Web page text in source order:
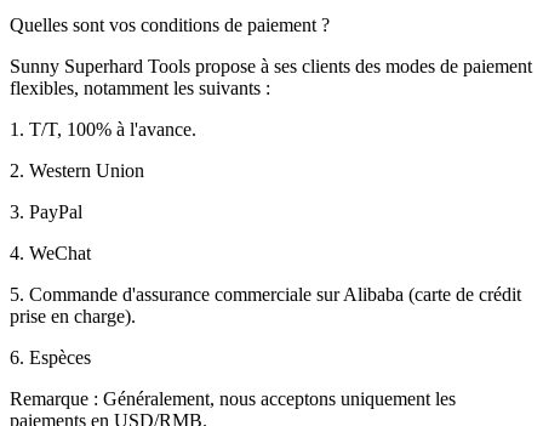
Quelles sont vos conditions de paiement ?
Sunny Superhard Tools propose à ses clients des modes de paiement
flexibles, notamment les suivants :
1. T/T, 100% à l'avance.
2. Western Union
3. PayPal
4. WeChat
5. Commande d'assurance commerciale sur Alibaba (carte de crédit
prise en charge).
6. Espèces
Remarque : Généralement, nous acceptons uniquement les
paiements en USD/RMB.